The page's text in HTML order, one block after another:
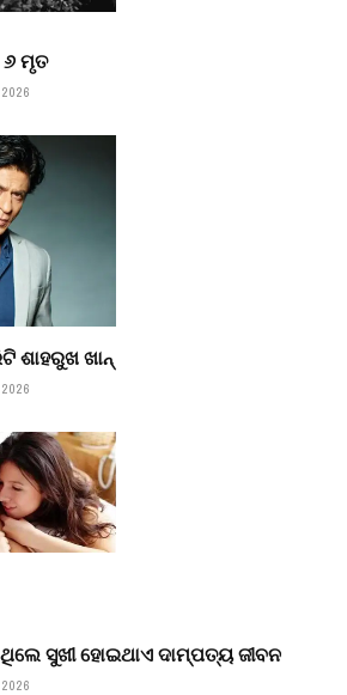
୬ ମୃତ
ଶାହରୁଖ ଖାନ୍
ସୁଖୀ ହୋଇଥାଏ ଦାମ୍ପତ୍ୟ ଜୀବନ